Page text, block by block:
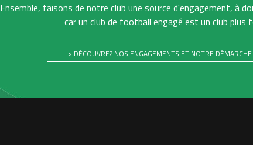
Ensemble, faisons de notre club une source d'engagement, à
car un club de football engagé est un club plus
> DÉCOUVREZ NOS ENGAGEMENTS ET NOTRE